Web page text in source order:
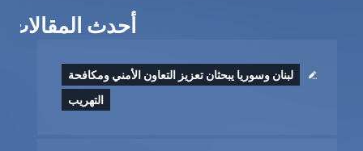
أحدث المقالات
لبنان وسوريا يبحثان تعزيز التعاون الأمني ومكافحة
التهريب